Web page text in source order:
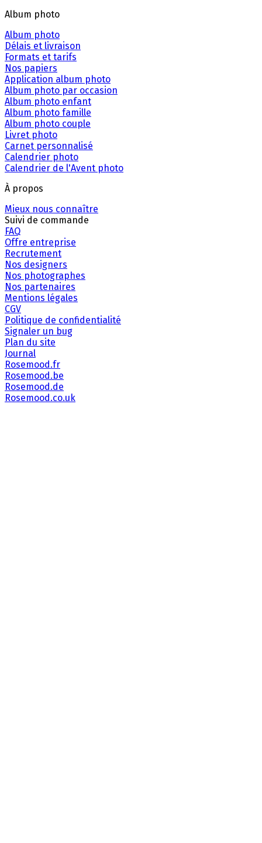
Album photo
Album photo
Délais et livraison
Formats et tarifs
Nos papiers
Application album photo
Album photo par occasion
Album photo enfant
Album photo famille
Album photo couple
Livret photo
Carnet personnalisé
Calendrier photo
Calendrier de l'Avent photo
À propos
Mieux nous connaître
Suivi de commande
FAQ
Offre entreprise
Recrutement
Nos designers
Nos photographes
Nos partenaires
Mentions légales
CGV
Politique de confidentialité
Signaler un bug
Plan du site
Journal
Rosemood.fr
Rosemood.be
Rosemood.de
Rosemood.co.uk